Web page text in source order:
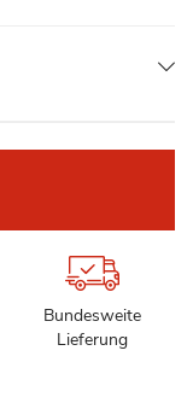
Bundesweite
Lieferung